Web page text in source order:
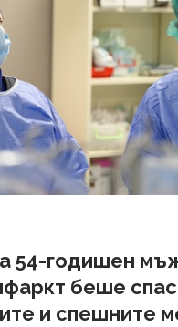
54-годишен
беше
и спешните